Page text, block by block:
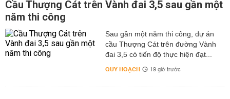
Cầu Thượng Cát trên Vành đai 3,5 sau gần một
năm thi công
Sau gần một năm thi công, dự án
cầu Thượng Cát trên đường Vành
đai 3,5 có tiến độ thực hiện đạt...
QUY HOẠCH 19 giờ trước